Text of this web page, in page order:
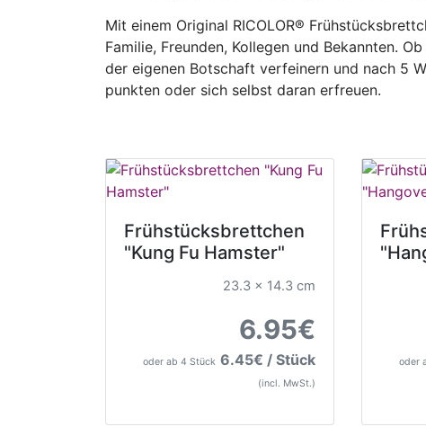
Mit einem Original RICOLOR®
Familie, Freunden, Kollegen und Bekannten.
der eigenen Botschaft verfeinern und nach 5
punkten oder sich selbst daran erfreuen.
Frühstücksbrettchen
"Kung Fu Hamster"
23.3 x 14.3 cm
6.95€
oder ab 4 Stück 6.45€ / Stück
(incl. MwSt.)
oder